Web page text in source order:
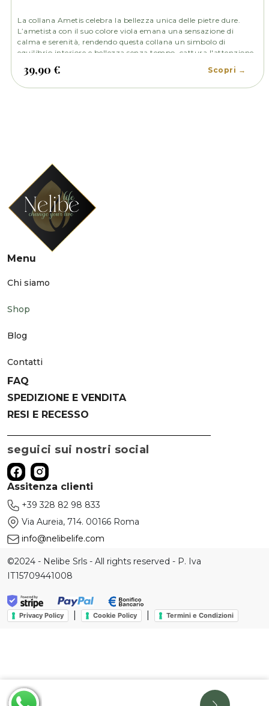
La collana Ametis celebra la bellezza unica delle pietre dure.
L’ametista con il suo colore viola emana una sensazione di
calma e serenità, rendendo questa collana un simbolo di
equilibrio interiore e bellezza senza tempo, cattura l'attenzione
39,90 € Scopri →
Menu
Chi siamo
Shop
Blog
Contatti
FAQ
SPEDIZIONE E VENDITA
RESI E RECESSO
seguici sui nostri social
Assitenza clienti
+39 328 82 98 833
Via Aureia, 714. 00166 Roma
info@nelibelife.com
©2024 - Nelibe Srls - All rights reserved - P. Iva
IT15709441008
Privacy Policy Cookie Policy Termini e Condizioni
Le tue preferenze relative alla privacy